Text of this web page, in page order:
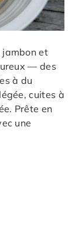
jambon et
— des
à du
cuites à
Prête en
une